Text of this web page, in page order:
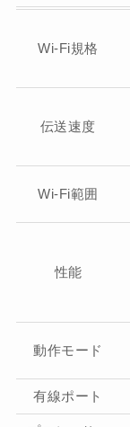
Wi-Fi規格
伝送速度
Wi-Fi範囲
性能
動作モード
有線ポート